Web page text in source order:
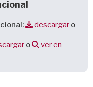
descargar o
o
ver en